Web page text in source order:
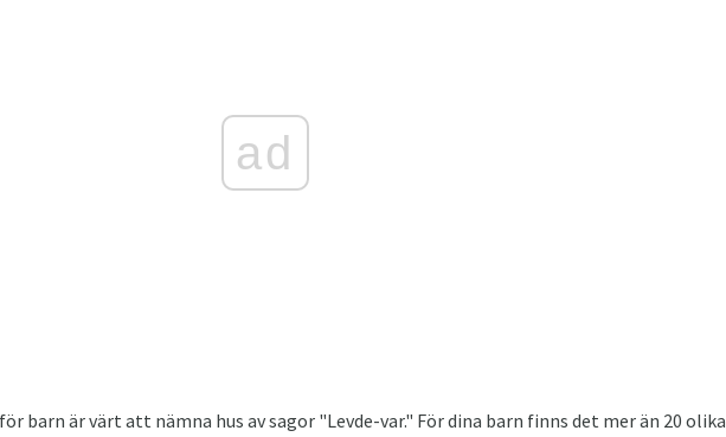
ad
barn är värt att nämna hus av sagor "Levde-var." För dina barn finns det mer än 20 olika